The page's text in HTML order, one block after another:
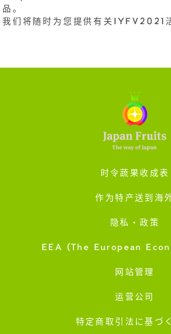
品。
我们将随时为您提供有关IYFV2021
时令蔬果收成表
作为特产送到海
隐私・政策
EEA (The European
网站管理
运营公司
特定商取引法に基づ